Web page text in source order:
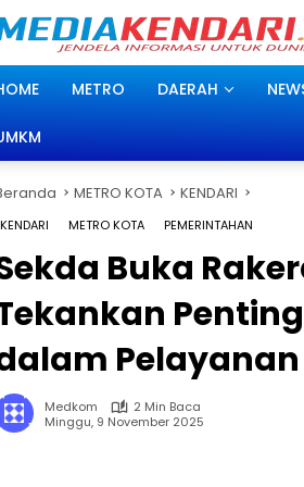
METRO DAERAH
METRO KOTA KENDARI
KENDARI METRO KOTA PEMERINTAHAN
Buka
Medkom
2 Min Baca
Minggu, 9 November 2025